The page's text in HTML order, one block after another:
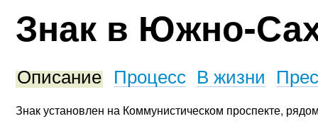
Знак в Южно-
Описание Процесс В жизни
Знак установлен на Коммунистическом проспекте,